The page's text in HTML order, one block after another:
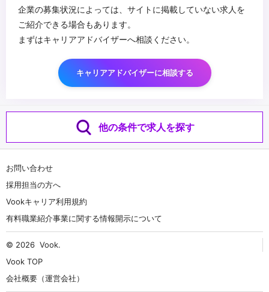
企業の募集状況によっては、サイトに掲載していない求人を
ご紹介できる場合もあります。
まずはキャリアアドバイザーへ相談ください。
キャリアアドバイザーに相談する
他の条件で求人を探す
お問い合わせ
採用担当の方へ
Vookキャリア利用規約
有料職業紹介事業に関する情報開示について
© 2026 Vook.
Vook TOP
会社概要（運営会社）